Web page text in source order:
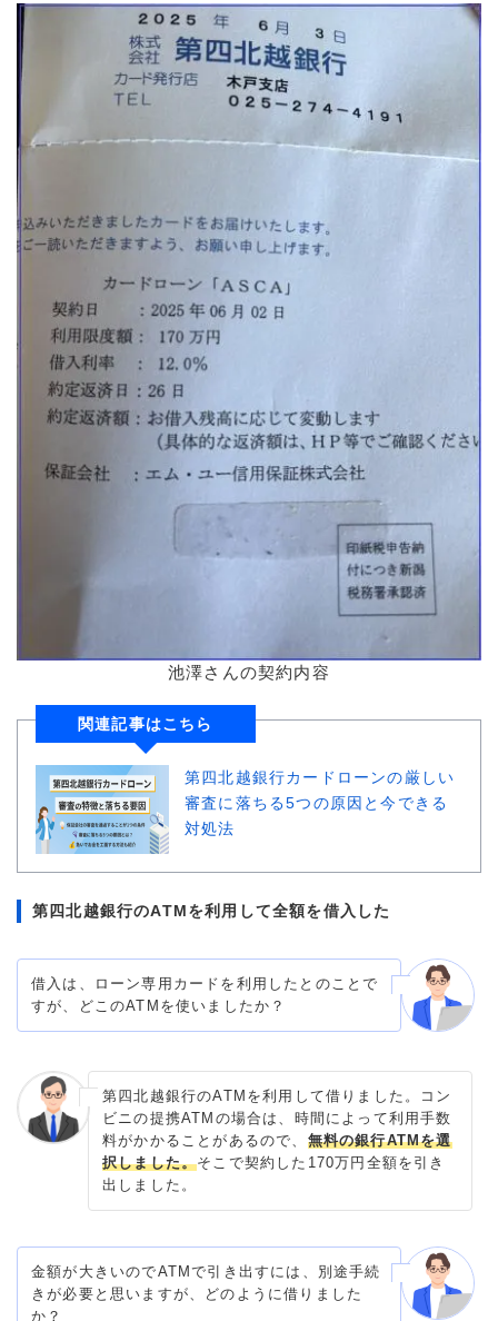
池澤さんの契約内容
関連記事はこちら
第四北越銀行カードローンの厳しい
審査に落ちる5つの原因と今できる
対処法
第四北越銀行のATMを利用して全額を借入した
借入は、ローン専用カードを利用したとのことで
すが、どこのATMを使いましたか？
第四北越銀行のATMを利用して借りました。コン
ビニの提携ATMの場合は、時間によって利用手数
料がかかることがあるので、 無料の銀行ATMを選
択しました。そこで契約した170万円全額を引き
出しました。
金額が大きいのでATMで引き出すには、別途手続
きが必要と思いますが、どのように借りました
か？